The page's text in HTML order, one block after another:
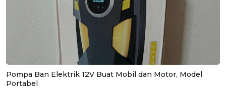
Pompa Ban Elektrik 12V Buat Mobil dan Motor, Model
Portabel